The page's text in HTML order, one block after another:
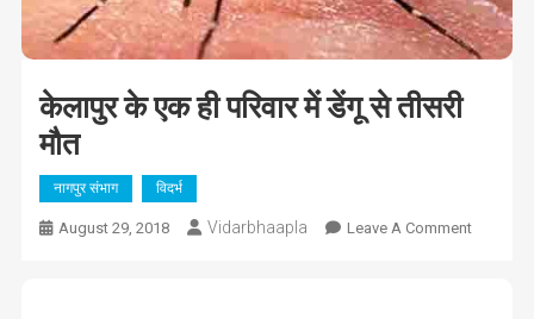
केलापुर के एक ही परिवार में डेंगू से तीसरी
मौत
नागपुर संभाग विदर्भ
August 29, 2018 Vidarbhaapla Leave A CommentOn